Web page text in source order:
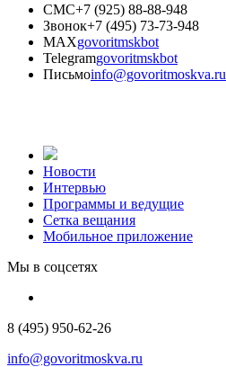
СМС+7 (925) 88-88-948
Звонок+7 (495) 73-73-948
MAXgovoritmskbot
Telegramgovoritmskbot
Письмоinfo@govoritmoskva.ru
Новости
Интервью
Программы и ведущие
Сетка вещания
Мобильное приложение
Мы в соцсетях
8 (495) 950-62-26
info@govoritmoskva.ru